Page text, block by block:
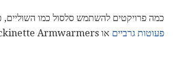
כמה פרויקטים להשתמש סלסול כמו השוליים,
פעוטות גרביים או Stockinette Armwarmers.